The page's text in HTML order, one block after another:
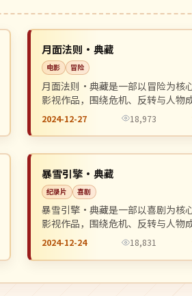
美国
杜比
月面法则·典藏
电影 冒险
月面法则·典藏是一部以冒险为核
影视作品，围绕危机、反转与人物
展开，整体节奏紧凑，值得推荐观
2024-12-27 18,973
美国
暴雪引擎·典藏
纪录片 喜剧
暴雪引擎·典藏是一部以喜剧为核
影视作品，围绕危机、反转与人物
展开，整体节奏紧凑，值得推荐观
2024-12-24 18,831